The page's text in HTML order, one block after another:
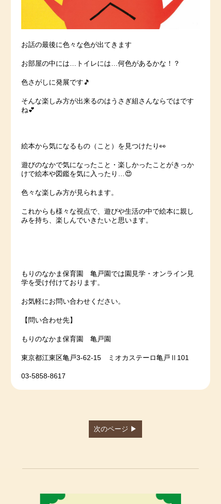
お話の最後に色々な色が出てきます
お部屋の中には…トイレには…何色があるかな！？
色さがしに発展です🎵
そんな楽しみ方が出来るのはうさぎ組さんならではです
ね💕
絵本から気になるもの（こと）を見つけたり👀
遊びのなかで気になったこと・楽しかったことがきっか
けで絵本や図鑑を気に入ったり…😍
色々な楽しみ方が見られます。
これからも様々な視点で、遊びや生活の中で絵本に親し
みを持ち、楽しんでいきたいと思います。
もりのなかま保育園 亀戸園では園見学・オンライン見
学を受け付けております。
お気軽にお問い合わせください。
【問い合わせ先】
もりのなかま保育園 亀戸園
東京都江東区亀戸3-62-15 ミオカステーロ亀戸Ⅱ101
03-5858-8617
次のページ ▶